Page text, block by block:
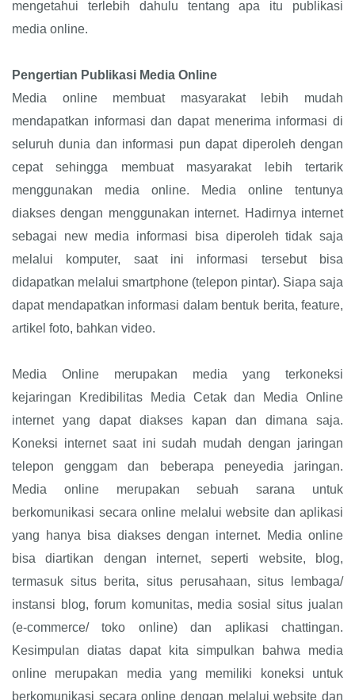
mengetahui terlebih dahulu tentang apa itu publikasi
media online.
Pengertian Publikasi Media Online
Media online membuat masyarakat lebih mudah
mendapatkan informasi dan dapat menerima informasi di
seluruh dunia dan informasi pun dapat diperoleh dengan
cepat sehingga membuat masyarakat lebih tertarik
menggunakan media online. Media online tentunya
diakses dengan menggunakan internet. Hadirnya internet
sebagai new media informasi bisa diperoleh tidak saja
melalui komputer, saat ini informasi tersebut bisa
didapatkan melalui smartphone (telepon pintar). Siapa saja
dapat mendapatkan informasi dalam bentuk berita, feature,
artikel foto, bahkan video.
Media Online merupakan media yang terkoneksi
kejaringan Kredibilitas Media Cetak dan Media Online
internet yang dapat diakses kapan dan dimana saja.
Koneksi internet saat ini sudah mudah dengan jaringan
telepon genggam dan beberapa peneyedia jaringan.
Media online merupakan sebuah sarana untuk
berkomunikasi secara online melalui website dan aplikasi
yang hanya bisa diakses dengan internet. Media online
bisa diartikan dengan internet, seperti website, blog,
termasuk situs berita, situs perusahaan, situs lembaga/
instansi blog, forum komunitas, media sosial situs jualan
(e-commerce/ toko online) dan aplikasi chattingan.
Kesimpulan diatas dapat kita simpulkan bahwa media
online merupakan media yang memiliki koneksi untuk
berkomunikasi secara online dengan melalui website dan